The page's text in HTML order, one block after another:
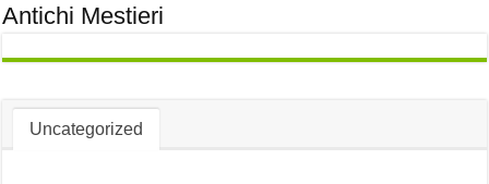
Antichi Mestieri
Uncategorized